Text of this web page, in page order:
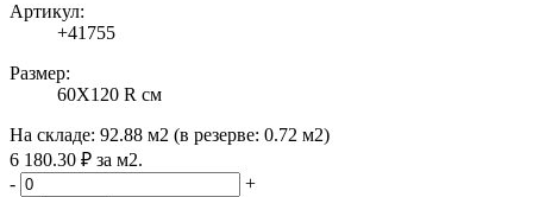
Артикул:
+41755
Размер:
60X120 R см
На складе: 92.88 м2 (в резерве: 0.72 м2)
6 180.30 ₽ за м2.
-
+